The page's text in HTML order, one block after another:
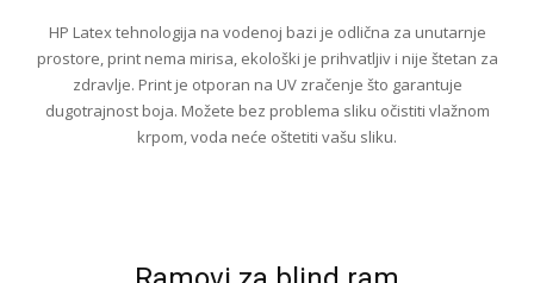
HP Latex tehnologija na vodenoj bazi je odlična za unutarnje
prostore, print nema mirisa, ekološki je prihvatljiv i nije štetan za
zdravlje. Print je otporan na UV zračenje što garantuje
dugotrajnost boja. Možete bez problema sliku očistiti vlažnom
krpom, voda neće oštetiti vašu sliku.